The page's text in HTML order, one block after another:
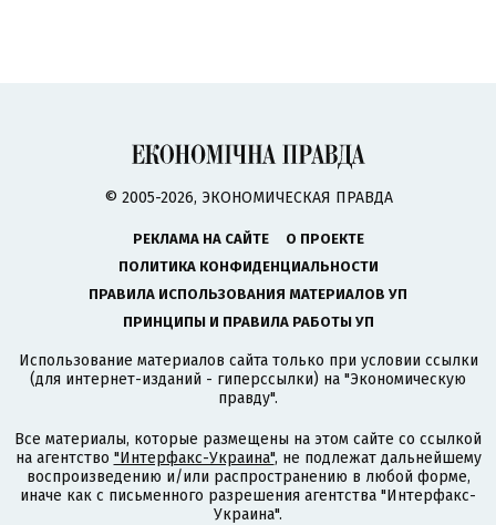
© 2005-2026, ЭКОНОМИЧЕСКАЯ ПРАВДА
РЕКЛАМА НА САЙТЕ
О ПРОЕКТЕ
ПОЛИТИКА КОНФИДЕНЦИАЛЬНОСТИ
ПРАВИЛА ИСПОЛЬЗОВАНИЯ МАТЕРИАЛОВ УП
ПРИНЦИПЫ И ПРАВИЛА РАБОТЫ УП
Использование материалов сайта только при условии ссылки
(для интернет-изданий - гиперссылки) на "Экономическую
правду".
Все материалы, которые размещены на этом сайте со ссылкой
на агентство "Интерфакс-Украина", не подлежат дальнейшему
воспроизведению и/или распространению в любой форме,
иначе как с письменного разрешения агентства "Интерфакс-
Украина".